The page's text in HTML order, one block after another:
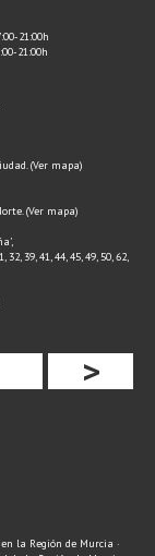
21:00h
21:00h
(Ver mapa)
(Ver mapa)
32, 39, 41, 44, 45, 49, 50, 62,
>
la Región de Murcia ·